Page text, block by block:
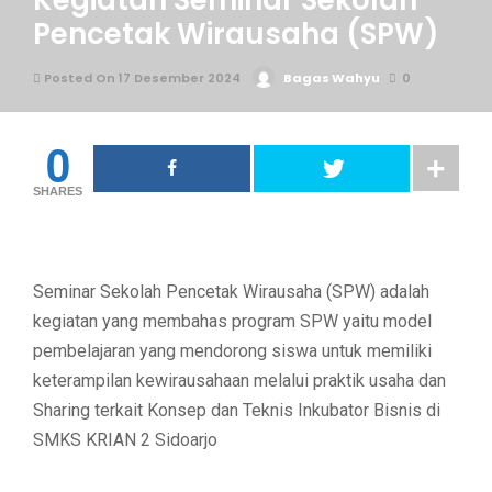
Pencetak Wirausaha (SPW)
Posted On 17 Desember 2024 Bagas Wahyu 0
0
SHARES
Seminar Sekolah Pencetak Wirausaha (SPW) adalah
kegiatan yang membahas program SPW yaitu model
pembelajaran yang mendorong siswa untuk memiliki
keterampilan kewirausahaan melalui praktik usaha dan
Sharing terkait Konsep dan Teknis Inkubator Bisnis di
SMKS KRIAN 2 Sidoarjo